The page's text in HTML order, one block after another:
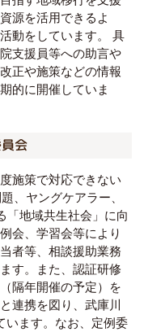
源を活用できるよ
動をしています。 具
支援員等への助言や
正や施策などの情報
的に開催していま
会
施策で対応できない
、ヤングケアラー、
「地域共生社会」に向
会、学習会等により
者等、相談援助業務
す。また、認証研修
隔年開催の予定）を
連携を図り、武庫川
います。なお、定例委